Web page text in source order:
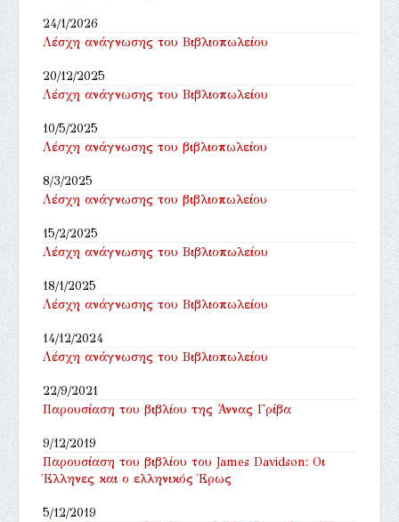
24/1/2026
Λέσχη ανάγνωσης του Βιβλιοπωλείου
20/12/2025
Λέσχη ανάγνωσης του Βιβλιοπωλείου
10/5/2025
Λέσχη ανάγνωσης του βιβλιοπωλείου
8/3/2025
Λέσχη ανάγνωσης του βιβλιοπωλείου
15/2/2025
Λέσχη ανάγνωσης του Βιβλιοπωλείου
18/1/2025
Λέσχη ανάγνωσης του Βιβλιοπωλείου
14/12/2024
Λέσχη ανάγνωσης του Βιβλιοπωλείου
22/9/2021
Παρουσίαση του βιβλίου της Άννας Γρίβα
9/12/2019
Παρουσίαση του βιβλίου του James Davidson: Οι
Έλληνες και ο ελληνικός Έρως
5/12/2019